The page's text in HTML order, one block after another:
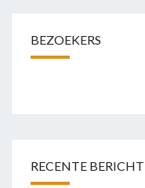
BEZOEKERS
RECENTE